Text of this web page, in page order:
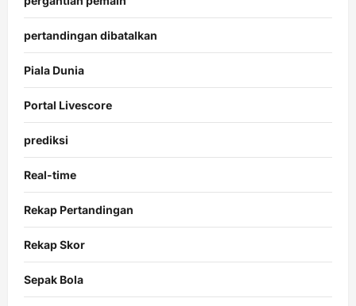
pertandingan dibatalkan
Piala Dunia
Portal Livescore
prediksi
Real-time
Rekap Pertandingan
Rekap Skor
Sepak Bola